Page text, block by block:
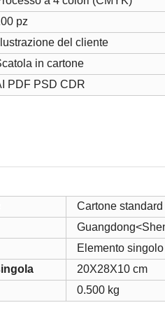
pz
Illustrazione del cliente
in cartone
PDF PSD CDR
Cartone
Elemento singolo
20X28X10 cm
0.500 kg